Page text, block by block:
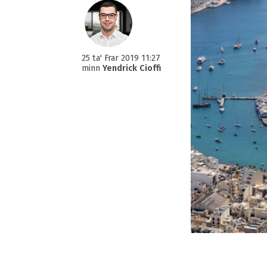
25 ta' Frar 2019 11:27
minn Yendrick Cioffi